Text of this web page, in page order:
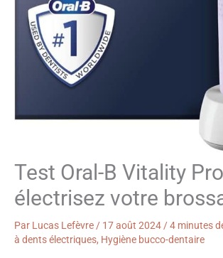
Test Oral-B Vitality
électrisez votre
Par Lucas Lefèvre / 17 août 2024 /4 minutes
à dents électriques, Hygiène bucco-dentaire